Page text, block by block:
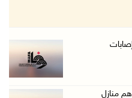
أحمد ع ...
جيسون ...
ومستعمرون ي ...
منازل